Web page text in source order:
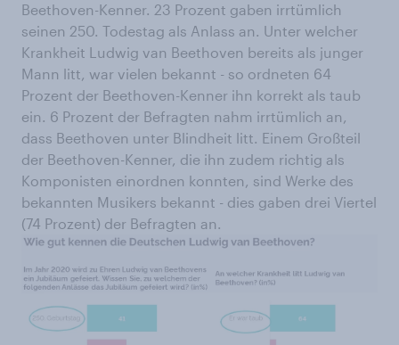
Beethoven-Kenner. 23 Prozent gaben irrtümlich
seinen 250. Todestag als Anlass an. Unter welcher
Krankheit Ludwig van Beethoven bereits als junger
Mann litt, war vielen bekannt - so ordneten 64
Prozent der Beethoven-Kenner ihn korrekt als taub
ein. 6 Prozent der Befragten nahm irrtümlich an,
dass Beethoven unter Blindheit litt. Einem Großteil
der Beethoven-Kenner, die ihn zudem richtig als
Komponisten einordnen konnten, sind Werke des
bekannten Musikers bekannt - dies gaben drei Viertel
(74 Prozent) der Befragten an.